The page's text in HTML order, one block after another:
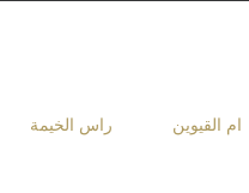
ام القيوين راس الخيمة